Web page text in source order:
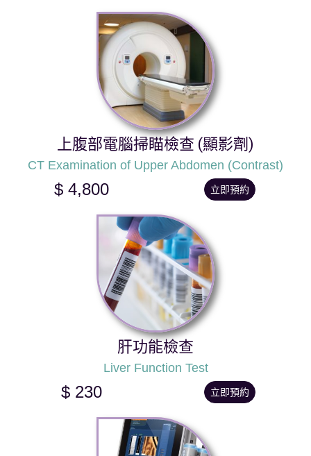
上腹部電腦掃瞄檢查 (顯影劑)
CT Examination of Upper Abdomen (Contrast)
$ 4,800 立即預約
肝功能檢查
Liver Function Test
$ 230 立即預約